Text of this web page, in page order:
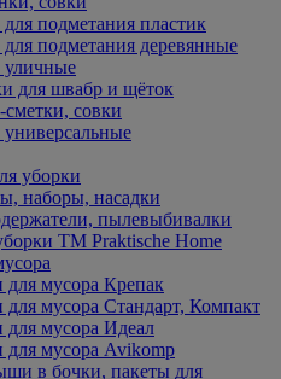
подметания пластик
подметания деревянные
для швабр и щёток
совки
уборки
наборы, насадки
пылевыбивалки
ТМ Praktische Home
мусора Крепак
мусора Стандарт, Компакт
мусора Идеал
мусора Avikomp
в бочки, пакеты для